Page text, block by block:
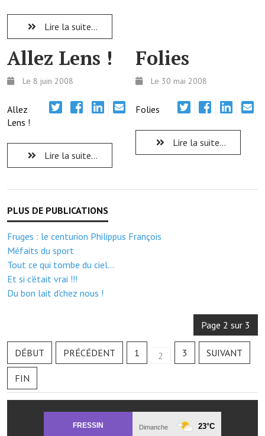
Les foulées fressinoises
ACCÈS RAPIDE
Démarches administratives
Fêtes et manifestations
VOTRE MAIRIE
Elus et agents
L'équipe municipale
Le personnel municipal
Les moyens financiers
Actions et projets
Projets et travaux en cours
Procès verbaux des conseils municipaux
Lire la suite...
Allez Lens !
Le 8 juin 2008
Allez
Lens !
Lire la suite...
Folies
Le 30 mai 2008
Folies
Lire la suite...
Fruges : le centurion Philippus François
Méfaits du sport
Tout ce qui tombe du ciel...
Et si c'était vrai !!!
Du bon lait d'chez nous !
Page 2 sur 3
DÉBUT PRÉCÉDENT 1 2 3 SUIVANT
FIN